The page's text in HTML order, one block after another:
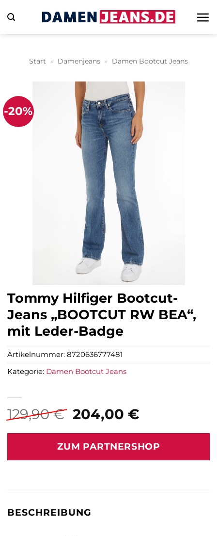
Inhalt
springen
Start » Damenjeans » Damen Bootcut Jeans
-20%
Tommy Hilfiger Bootcut-
Jeans „BOOTCUT RW BEA“,
mit Leder-Badge
129,90€ Ursprünglicher
Preis
war:
129,90 €
204,00 €Aktueller
ist:
204,00 €.
ZUM PARTNERSHOP
Artikelnummer: 8720636777481
Kategorie: Damen Bootcut Jeans
BESCHREIBUNG